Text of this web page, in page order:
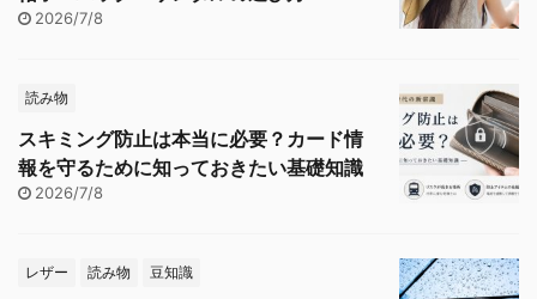
2026/7/8
読み物
スキミング防止は本当に必要？カード情
報を守るために知っておきたい基礎知識
2026/7/8
レザー 読み物 豆知識